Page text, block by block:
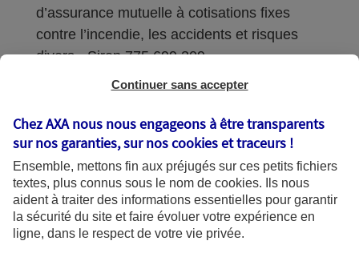
d’assurance mutuelle à cotisations fixes
contre l’incendie, les accidents et risques
divers - Siren 775 699 309
Sièges sociaux : 313 Terrasses de l’Arche –
Coordonnées de l'Autorité de contrôle
prudentiel et de résolution (ACPR) : - 4
Place de Budapest - CS 92459 - 75436
Paris Cedex 09. Le détail des procédures de
recours et de réclamation et les
Continuer sans accepter
Chez AXA nous nous engageons à être transparents
sur nos garanties, sur noscookies et traceurs !
Ensemble, mettons fin aux préjugés sur ces petits fichiers
textes, plus connus sous le nom de cookies. Ils nous
aident à traiter des informations essentielles pour garantir
la sécurité du site et faire évoluer votre expérience en
ligne, dans le respect de votre vie privée.